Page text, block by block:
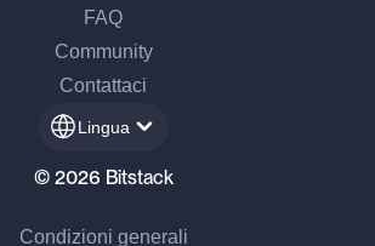
FAQ
Community
Contattaci
Lingua
© 2026 Bitstack
Condizioni generali